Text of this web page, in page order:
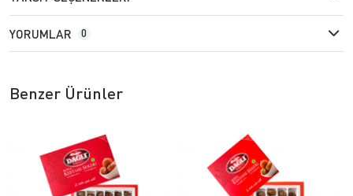
YORUMLAR 0
Benzer Ürünler